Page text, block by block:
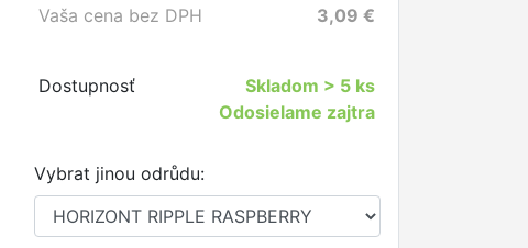
Vaša cena bez DPH
3,09 €
Dostupnosť Skladom > 5 ks
Odosielame zajtra
Vybrat jinou odrůdu: